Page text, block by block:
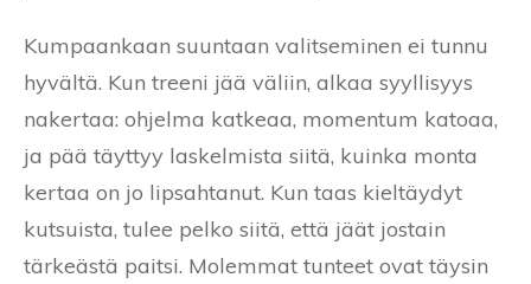
Kumpaankaan suuntaan valitseminen ei tunnu
hyvältä. Kun treeni jää väliin, alkaa syyllisyys
nakertaa: ohjelma katkeaa, momentum katoaa,
ja pää täyttyy laskelmista siitä, kuinka monta
kertaa on jo lipsahtanut. Kun taas kieltäydyt
kutsuista, tulee pelko siitä, että jäät jostain
tärkeästä paitsi. Molemmat tunteet ovat täysin